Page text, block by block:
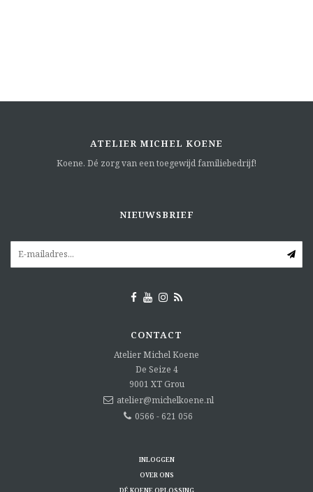
ATELIER MICHEL KOENE
Koene. Dé zorg van een toegewijd familiebedrijf!
NIEUWSBRIEF
CONTACT
Atelier Michel Koene
De Seize 4
9001 XT Grou
atelier@michelkoene.nl
0566 - 621 056
INLOGGEN
OVER ONS
DÉ KOENE OPLOSSING